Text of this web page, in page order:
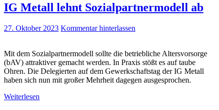
IG Metall lehnt Sozialpartnermodell ab
27. Oktober 2023 Kommentar hinterlassen
Mit dem Sozialpartnermodell sollte die betriebliche Altersvorsorge
(bAV) attraktiver gemacht werden. In Praxis stößt es auf taube
Ohren. Die Delegierten auf dem Gewerkschaftstag der IG Metall
haben sich nun mit großer Mehrheit dagegen ausgesprochen.
Weiterlesen